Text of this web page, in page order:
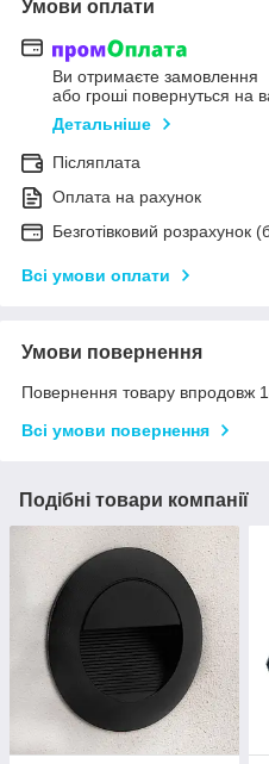
Умови оплати
Ви отримаєте замовлення
або гроші повернуться на
Детальніше
Післяплата
Оплата на рахунок
Безготівковий розрахунок
Всі умови оплати
Умови повернення
Повернення товару впродовж
Всі умови повернення
Подібні товари компанії